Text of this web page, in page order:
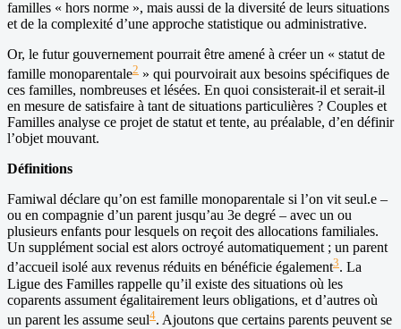
familles « hors norme », mais aussi de la diversité de leurs situations
et de la complexité d’une approche statistique ou administrative.
Or, le futur gouvernement pourrait être amené à créer un « statut de
famille monoparentale2 » qui pourvoirait aux besoins spécifiques de
ces familles, nombreuses et lésées. En quoi consisterait-il et serait-il
en mesure de satisfaire à tant de situations particulières ? Couples et
Familles analyse ce projet de statut et tente, au préalable, d’en définir
l’objet mouvant.
Définitions
Famiwal déclare qu’on est famille monoparentale si l’on vit seul.e –
ou en compagnie d’un parent jusqu’au 3e degré – avec un ou
plusieurs enfants pour lesquels on reçoit des allocations familiales.
Un supplément social est alors octroyé automatiquement ; un parent
d’accueil isolé aux revenus réduits en bénéficie également3. La
Ligue des Familles rappelle qu’il existe des situations où les
coparents assument égalitairement leurs obligations, et d’autres où
un parent les assume seul4. Ajoutons que certains parents peuvent se